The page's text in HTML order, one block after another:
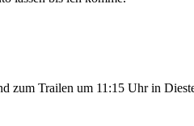
Trailen um 11:15 Uhr in